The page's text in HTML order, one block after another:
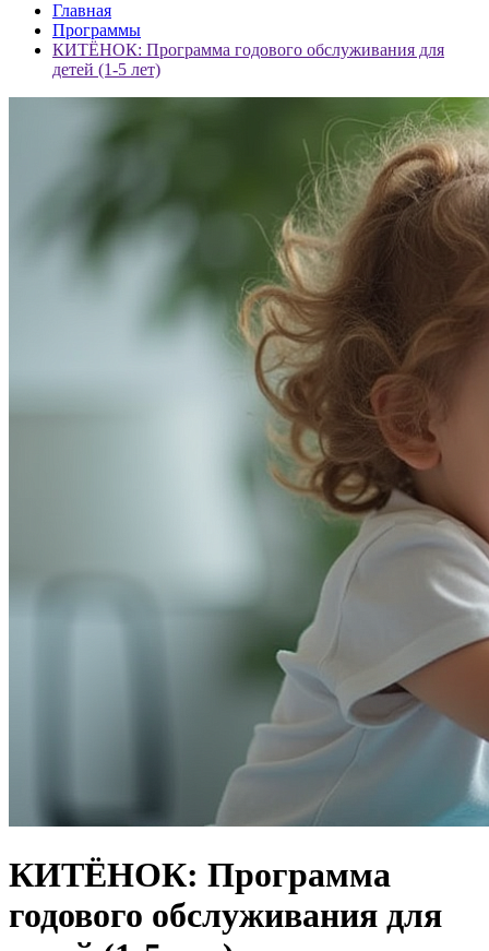
Главная
Программы
КИТЁНОК: Программа годового обслуживания для
детей (1-5 лет)
КИТЁНОК: Программа
годового обслуживания для